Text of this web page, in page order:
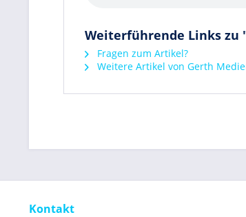
Weiterführende Links zu
Fragen zum Artikel?
Weitere Artikel von Gerth
Kontakt